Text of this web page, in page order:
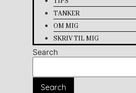
TANKER
OM MIG
SKRIV TIL MIG
Search
Search